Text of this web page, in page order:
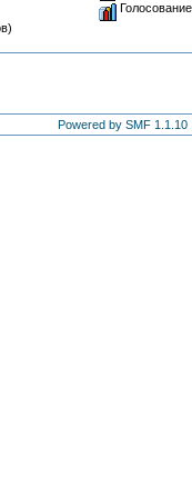
Голосование
Powered by SMF 1.1.10